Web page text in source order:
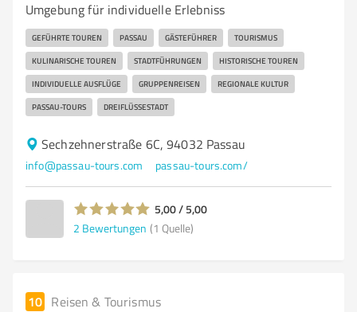
Umgebung für individuelle Erlebniss
GEFÜHRTE TOUREN PASSAU GÄSTEFÜHRER TOURISMUS
KULINARISCHE TOUREN STADTFÜHRUNGEN HISTORISCHE TOUREN
INDIVIDUELLE AUSFLÜGE GRUPPENREISEN REGIONALE KULTUR
PASSAU-TOURS DREIFLÜSSESTADT
Sechzehnerstraße 6C, 94032 Passau
info@passau-tours.com passau-tours.com/
5,00 / 5,00
2 Bewertungen (1 Quelle)
10 Reisen & Tourismus